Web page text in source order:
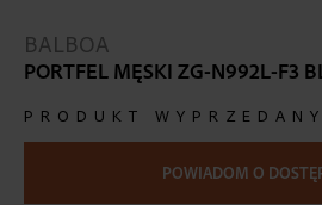
BALBOA
PORTFEL MĘSKI ZG-N992L-F3
PRODUKT WYPRZEDANY
POWIADOM O